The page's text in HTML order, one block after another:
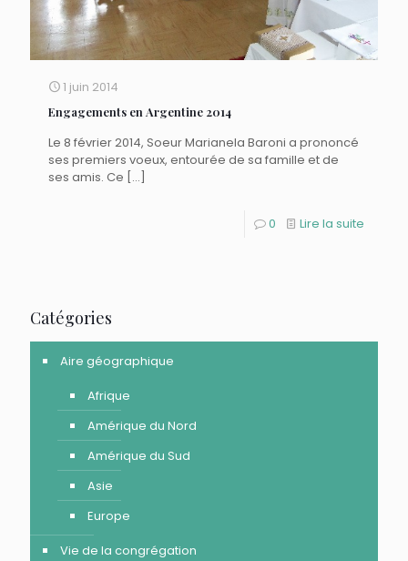
1 juin 2014
Engagements en Argentine 2014
Le 8 février 2014, Soeur Marianela Baroni a prononcé
ses premiers voeux, entourée de sa famille et de
ses amis. Ce […]
0 Lire la suite
Catégories
Aire géographique
Afrique
Amérique du Nord
Amérique du Sud
Asie
Europe
Vie de la congrégation